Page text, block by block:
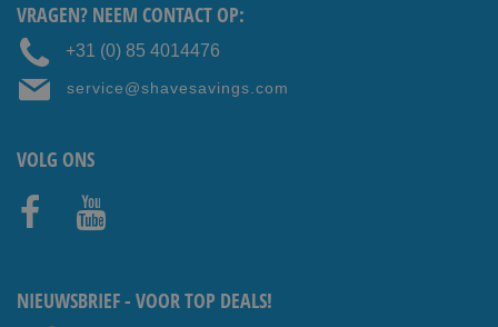
VRAGEN? NEEM CONTACT OP:
+31 (0) 85 4014476
service@shavesavings.com
VOLG ONS
NIEUWSBRIEF - VOOR TOP DEALS!